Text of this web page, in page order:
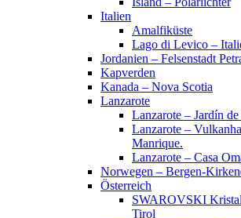
Italien
Amalfiküste
Lago di Levico –
Jordanien – Felsenstadt
Kapverden
Kanada – Nova Scotia
Lanzarote
Lanzarote – Jardín
Lanzarote –
Manrique.
Lanzarote – Casa
Norwegen – Bergen-
Österreich
SWAROVSKI
Tirol